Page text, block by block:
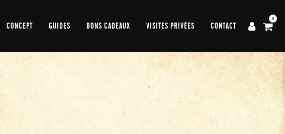
CONCEPT GUIDES BONS CADEAUX VISITES PRIVÉES CONTACT
0